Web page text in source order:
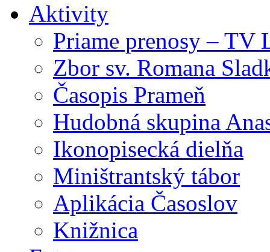
Aktivity
Priame prenosy – TV
Zbor sv. Romana
Časopis Prameň
Hudobná skupina
Ikonopisecká dielňa
Miništrantský tábor
Aplikácia Časoslov
Knižnica